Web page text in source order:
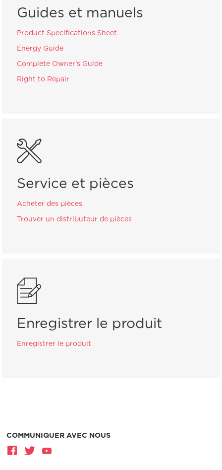
Guides et manuels
Product Specifications Sheet
Energy Guide
Complete Owner's Guide
Right to Repair
Service et pièces
Acheter des pièces
Trouver un distributeur de pièces
Enregistrer le produit
Enregistrer le produit
COMMUNIQUER AVEC NOUS